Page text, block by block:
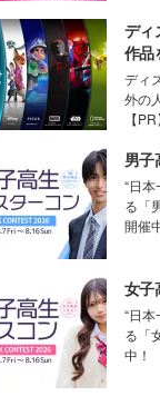
ディ
作品
ディ
外の
【PR
男子
“日
る「
開催
女子
“日
る「
中！